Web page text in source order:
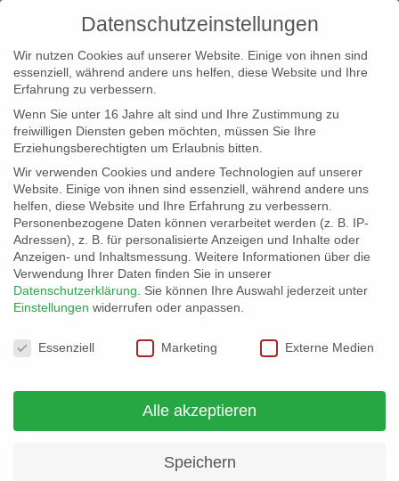
info@erfolgreich-events.de
+4940 46 777 230
Mit Klick auf die Bilder erhalten Sie weitere
Informationen zu unseren Locations. Weitere
vereinbaren Sie auch kurzfristig einen
Datenschutzeinstellungen
Wir nutzen Cookies auf unserer Website. Einige von ihnen sind
essenziell, während andere uns helfen, diese Website und Ihre
Erfahrung zu verbessern.
Wenn Sie unter 16 Jahre alt sind und Ihre Zustimmung zu
freiwilligen Diensten geben möchten, müssen Sie Ihre
Erziehungsberechtigten um Erlaubnis bitten.
Wir verwenden Cookies und andere Technologien auf unserer
Website. Einige von ihnen sind essenziell, während andere uns
helfen, diese Website und Ihre Erfahrung zu verbessern.
Personenbezogene Daten können verarbeitet werden (z. B. IP-
Adressen), z. B. für personalisierte Anzeigen und Inhalte oder
Anzeigen- und Inhaltsmessung. Weitere Informationen über die
Verwendung Ihrer Daten finden Sie in unserer
Datenschutzerklärung
Sie können Ihre Auswahl jederzeit unter
Einstellungen widerrufen oder anpassen.
Datenschutzeinstellungen
Essenziell Marketing Externe Medien
Alle akzeptieren
Speichern